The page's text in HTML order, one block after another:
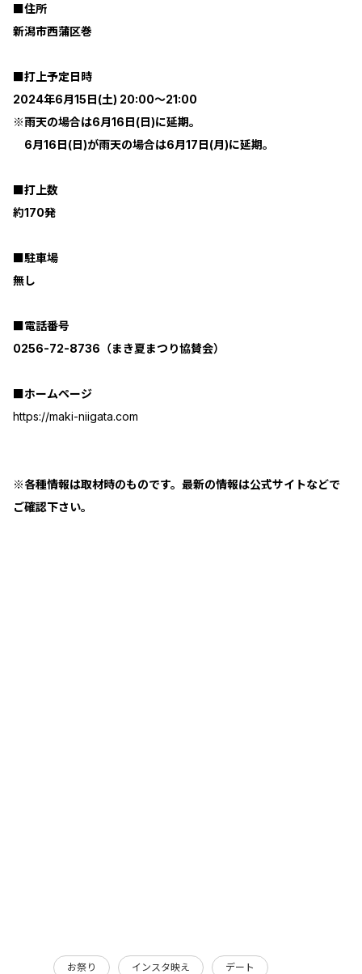
■住所
新潟市西蒲区巻
■打上予定日時
2024年6月15日(土) 20:00～21:00
※雨天の場合は6月16日(日)に延期。
6月16日(日)が雨天の場合は6月17日(月)に延期。
■打上数
約170発
■駐車場
無し
■電話番号
0256-72-8736（まき夏まつり協賛会）
■ホームページ
https://maki-niigata.com
※各種情報は取材時のものです。最新の情報は公式サイトなどで
ご確認下さい。
お祭り インスタ映え デート